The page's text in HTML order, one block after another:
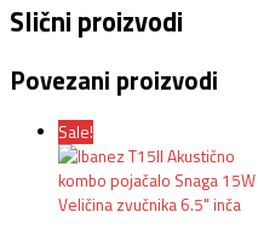
Slični proizvodi
Povezani proizvodi
Sale!